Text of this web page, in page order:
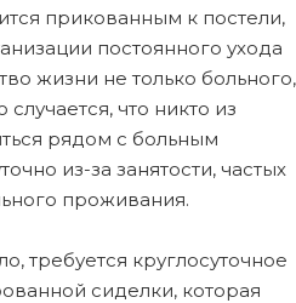
прикованным к постели,
постоянного ухода
жизни не только больного,
что никто из
рядом с больным
из-за занятости, частых
проживания.
требуется круглосуточное
сиделки, которая